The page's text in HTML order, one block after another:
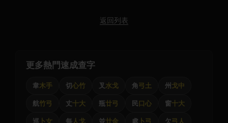
返回列表
更多熱門速成查字
韋木手 切心竹 叉 水戈 角弓土 州 戈中
航竹弓 丈十大 瓶廿弓 民口心 窗十大
巡 卜女 每人戈 並廿金 處 卜弓 欠弓人